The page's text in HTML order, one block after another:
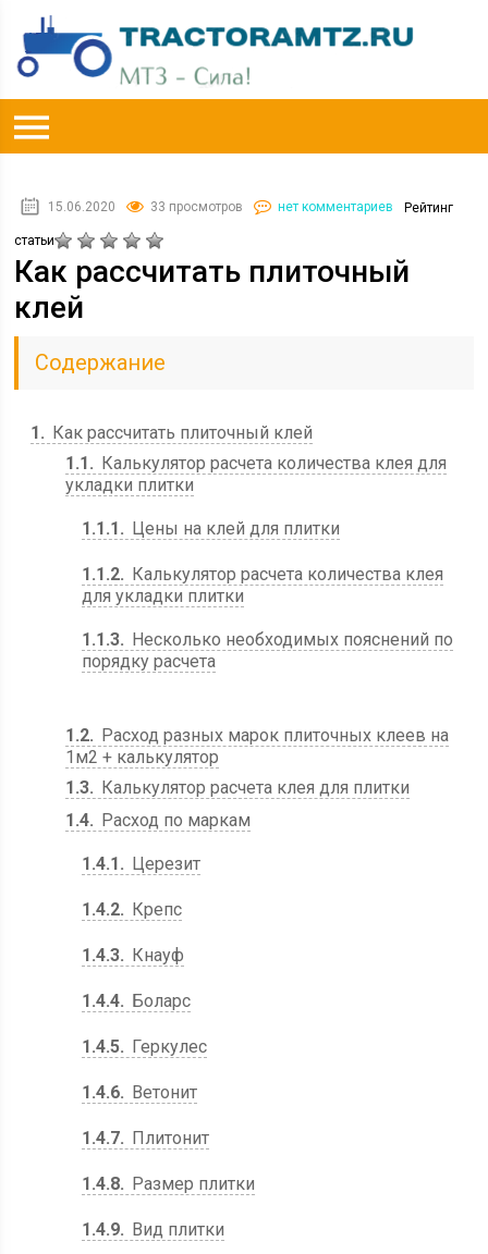
15.06.2020 33 просмотров нет комментариев Рейтинг
статьи
Как рассчитать плиточный
клей
Содержание
1
Как рассчитать плиточный клей
1.1
Калькулятор расчета количества клея для
укладки плитки
1.1.1 Цены на клей для плитки
1.1.2
Калькулятор расчета количества клея
для укладки плитки
1.1.3
Несколько необходимых пояснений по
порядку расчета
1.2
Расход разных марок плиточных клеев на
1м2 + калькулятор
1.3
Калькулятор расчета клея для плитки
1.4
Расход по маркам
1.4.1 Церезит
1.4.2 Крепс
1.4.3 Кнауф
1.4.4 Боларс
1.4.5 Геркулес
1.4.6 Ветонит
1.4.7 Плитонит
1.4.8 Размер плитки
1.4.9 Вид плитки